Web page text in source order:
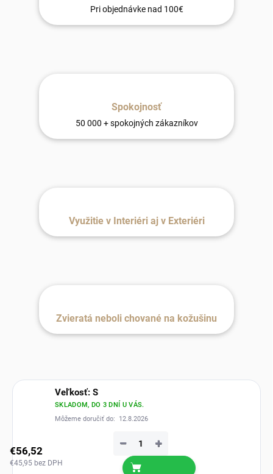
Pri objednávke nad 100€
Spokojnosť
50 000 + spokojných zákazníkov
Využitie v Interiéri aj v Exteriéri
Zvieratá neboli chované na kožušinu
Veľkosť: S
SKLADOM, DO 3 DNÍ U VÁS.
Môžeme doručiť do:
12.8.2026
€56,52
€45,95 bez DPH
+
−